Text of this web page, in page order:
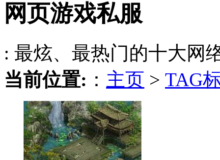
网页游戏私服
: 最炫、最热门的十大网
当前位置: ： 主页 > TAG